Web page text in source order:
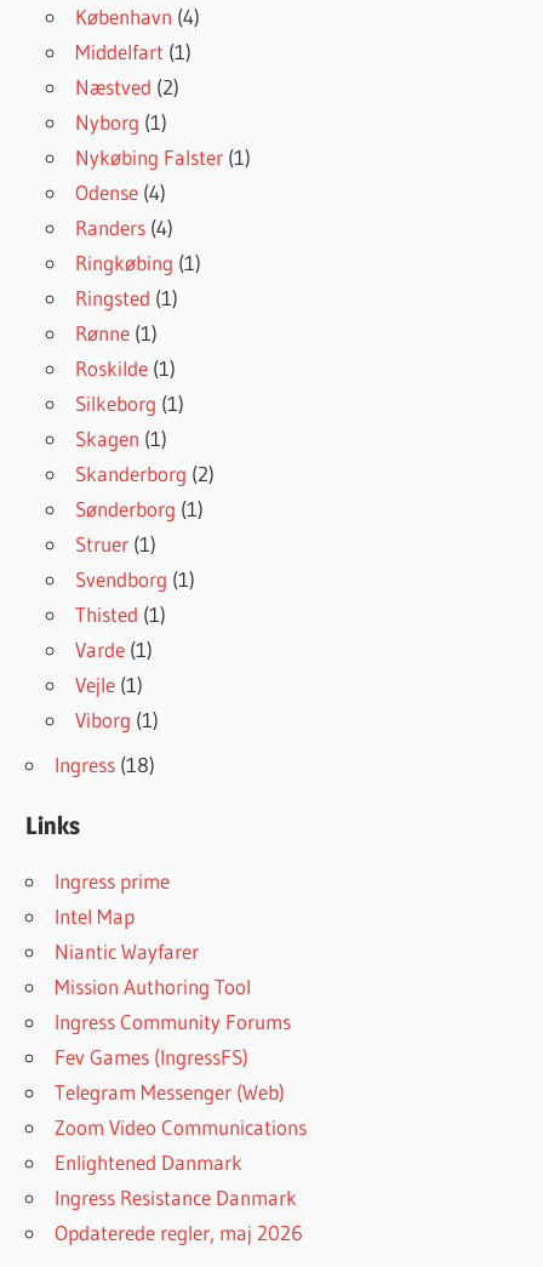
København (4)
Middelfart (1)
Næstved (2)
Nyborg (1)
Nykøbing Falster (1)
Odense (4)
Randers (4)
Ringkøbing (1)
Ringsted (1)
Rønne (1)
Roskilde (1)
Silkeborg (1)
Skagen (1)
Skanderborg (2)
Sønderborg (1)
Struer (1)
Svendborg (1)
Thisted (1)
Varde (1)
Vejle (1)
Viborg (1)
Ingress (18)
Links
Ingress prime
Intel Map
Niantic Wayfarer
Mission Authoring Tool
Ingress Community Forums
Fev Games (IngressFS)
Telegram Messenger (Web)
Zoom Video Communications
Enlightened Danmark
Ingress Resistance Danmark
Opdaterede regler, maj 2026